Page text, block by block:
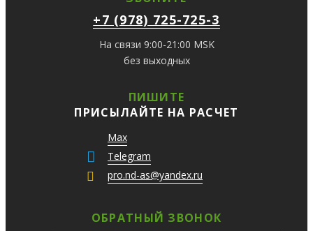
+7 (978) 725-725-3
На связи 9:00-21:00 MSK
без выходных
ПИШИТЕ
ПРИСЫЛАЙТЕ НА РАСЧЕТ
Max
Telegram
pro.nd-as@yandex.ru
ОБРАТНЫЙ ЗВОНОК